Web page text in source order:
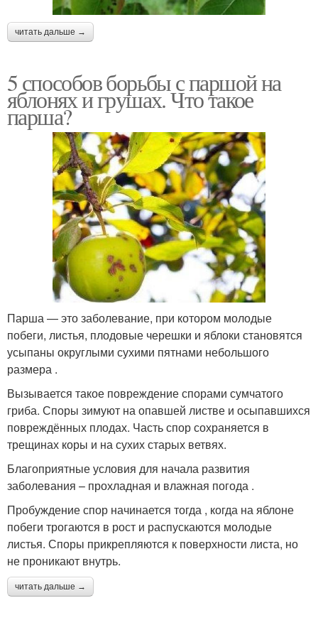
читать дальше →
5 способов борьбы с паршой на
яблонях и грушах. Что такое
парша?
Парша — это заболевание, при котором молодые
побеги, листья, плодовые черешки и яблоки становятся
усыпаны округлыми сухими пятнами небольшого
размера .
Вызывается такое повреждение спорами сумчатого
гриба. Споры зимуют на опавшей листве и осыпавшихся
повреждённых плодах. Часть спор сохраняется в
трещинах коры и на сухих старых ветвях.
Благоприятные условия для начала развития
заболевания – прохладная и влажная погода .
Пробуждение спор начинается тогда , когда на яблоне
побеги трогаются в рост и распускаются молодые
листья. Споры прикрепляются к поверхности листа, но
не проникают внутрь.
читать дальше →